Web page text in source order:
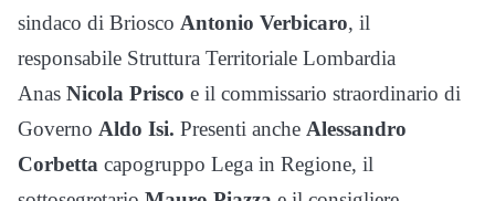
sindaco di Briosco Antonio Verbicaro, il
responsabile Struttura Territoriale Lombardia
Anas Nicola Prisco e il commissario straordinario di
Governo Aldo Isi. Presenti anche Alessandro
Corbetta capogruppo Lega in Regione, il